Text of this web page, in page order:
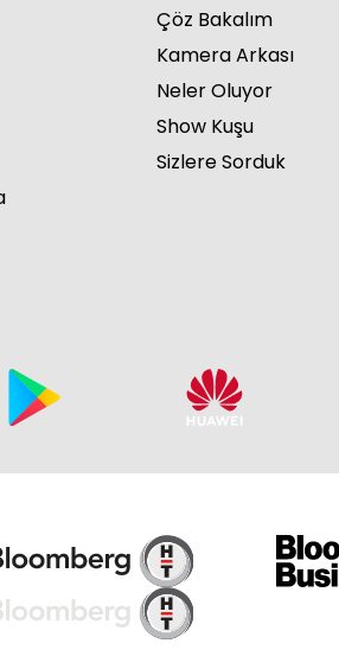
Çöz Bakalım
Kamera Arkası
Neler Oluyor
Show Kuşu
Sizlere Sorduk